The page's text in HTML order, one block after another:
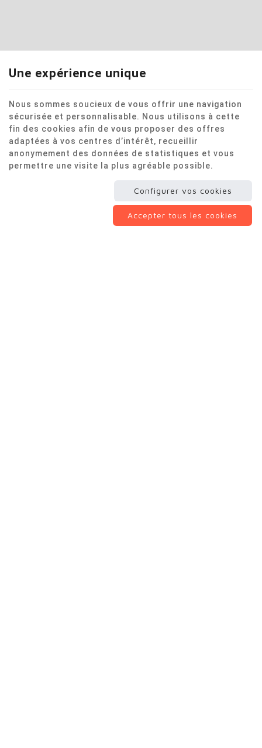
Une expérience unique
Nous sommes soucieux de vous offrir une navigation
sécurisée et personnalisable. Nous utilisons à cette
fin des cookies afin de vous proposer des offres
adaptées à vos centres d’intérêt, recueillir
anonymement des données de statistiques et vous
permettre une visite la plus agréable possible.
Configurer vos cookies
Accepter tous les cookies